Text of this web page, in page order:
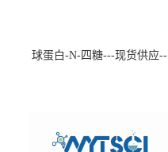
球蛋白-N-四糖---现货供应--